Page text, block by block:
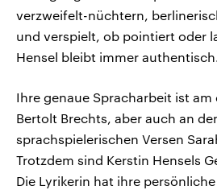
verzweifelt-nüchtern,
und verspielt, ob pointiert oder
Hensel bleibt immer
Ihre genaue Spracharbeit ist
Bertolt Brechts, aber auch an
sprachspielerischen Versen
Trotzdem sind Kerstin Hensels
Die Lyrikerin hat ihre